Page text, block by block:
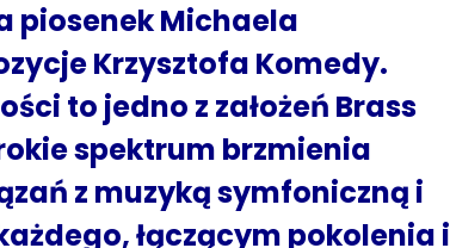
piosenek Michaela
Krzysztofa Komedy.
to jedno z założeń Brass
spektrum brzmienia
z muzyką symfoniczną i
łączącym pokolenia i